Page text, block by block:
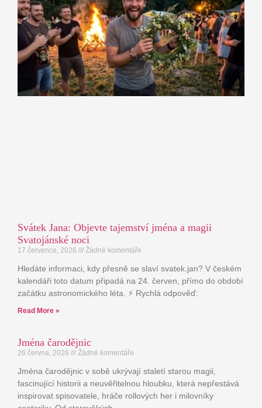
Svátek Jana: Objevte tajemství jména a magii
Svatojánské noci
17 července, 2026 Žádné komentáře
Hledáte informaci, kdy přesně se slaví svatek.jan? V českém
kalendáři toto datum připadá na 24. červen, přímo do období
začátku astronomického léta. ⚡ Rychlá odpověď:
Read More »
Jména čarodějnic
26 června, 2026 Žádné komentáře
Jména čarodějnic v sobě ukrývají staletí starou magii,
fascinující historii a neuvěřitelnou hloubku, která nepřestává
inspirovat spisovatele, hráče rollových her i milovníky